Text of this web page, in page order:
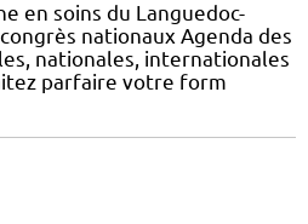
en soins du Languedoc-
nationaux Agenda des
nationales, internationales
parfaire votre form